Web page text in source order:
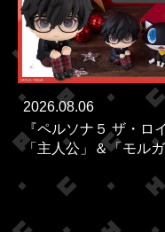
2026.08.06
『ペルソナ５ ザ・ロ
「主人公」＆「モル